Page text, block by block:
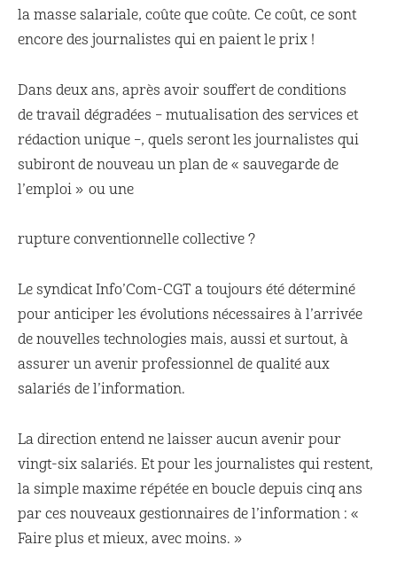
la masse salariale, coûte que coûte. Ce coût, ce sont
encore des journalistes qui en paient le prix !
Dans deux ans, après avoir souffert de conditions
de travail dégradées – mutualisation des services et
rédaction unique –, quels seront les journalistes qui
subiront de nouveau un plan de « sauvegarde de
l’emploi » ou une
rupture conventionnelle collective ?
Le syndicat Info’Com-CGT a toujours été déterminé
pour anticiper les évolutions nécessaires à l’arrivée
de nouvelles technologies mais, aussi et surtout, à
assurer un avenir professionnel de qualité aux
salariés de l’information.
La direction entend ne laisser aucun avenir pour
vingt-six salariés. Et pour les journalistes qui restent,
la simple maxime répétée en boucle depuis cinq ans
par ces nouveaux gestionnaires de l’information : «
Faire plus et mieux, avec moins. »